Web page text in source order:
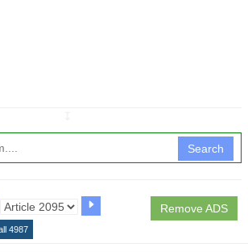
Search
Remove ADS
4987